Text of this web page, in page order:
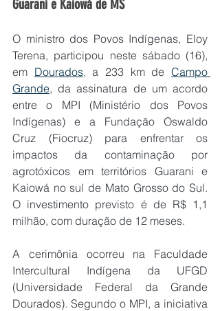
Guarani e Kaiowá de MS
O ministro dos Povos Indígenas, Eloy
Terena, participou neste sábado (16),
em Dourados, a 233 km de Campo
Grande, da assinatura de um acordo
entre o MPI (Ministério dos Povos
Indígenas) e a Fundação Oswaldo
Cruz (Fiocruz) para enfrentar os
impactos da contaminação por
agrotóxicos em territórios Guarani e
Kaiowá no sul de Mato Grosso do Sul.
O investimento previsto é de R$ 1,1
milhão, com duração de 12 meses.
A cerimônia ocorreu na Faculdade
Intercultural Indígena da UFGD
(Universidade Federal da Grande
Dourados). Segundo o MPI, a iniciativa